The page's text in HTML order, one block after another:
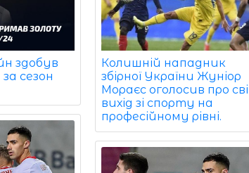
здобув
сезон
Колишній нападник
збірної України Жуніор
Мораєс оголосив про
вихід зі спорту на
професійному рівні.